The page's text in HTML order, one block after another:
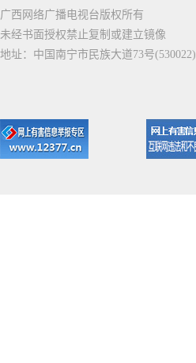
广西网络广播电视台版权所有
未经书面授权禁止复制或建立镜像
地址：中国南宁市民族大道73号(530022)